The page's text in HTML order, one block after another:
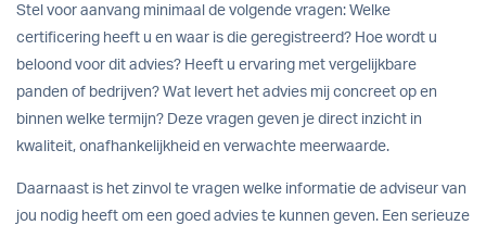
Stel voor aanvang minimaal de volgende vragen: Welke
certificering heeft u en waar is die geregistreerd? Hoe wordt u
beloond voor dit advies? Heeft u ervaring met vergelijkbare
panden of bedrijven? Wat levert het advies mij concreet op en
binnen welke termijn? Deze vragen geven je direct inzicht in
kwaliteit, onafhankelijkheid en verwachte meerwaarde.
Daarnaast is het zinvol te vragen welke informatie de adviseur van
jou nodig heeft om een goed advies te kunnen geven. Een serieuze